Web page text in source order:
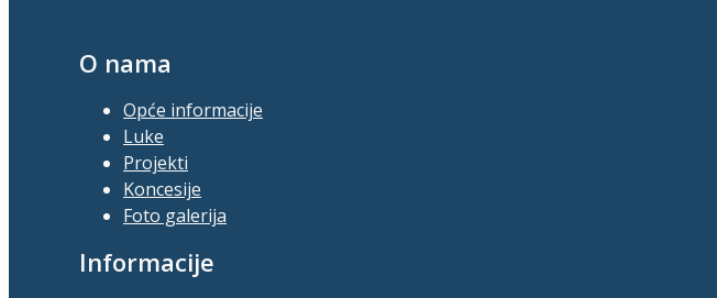
O nama
Opće informacije
Luke
Projekti
Koncesije
Foto galerija
Informacije